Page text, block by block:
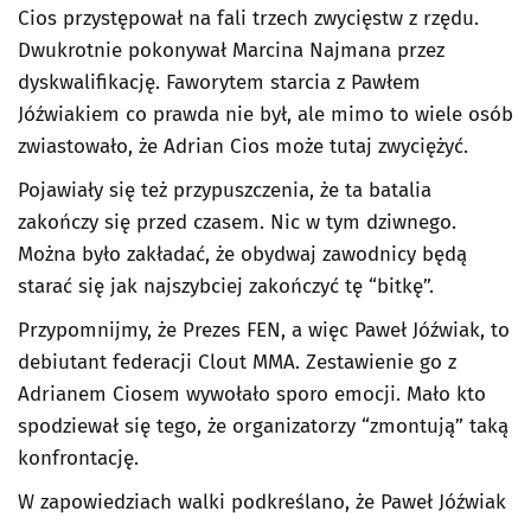
Cios przystępował na fali trzech zwycięstw z rzędu.
Dwukrotnie pokonywał Marcina Najmana przez
dyskwalifikację. Faworytem starcia z Pawłem
Jóźwiakiem co prawda nie był, ale mimo to wiele osób
zwiastowało, że Adrian Cios może tutaj zwyciężyć.
Pojawiały się też przypuszczenia, że ta batalia
zakończy się przed czasem. Nic w tym dziwnego.
Można było zakładać, że obydwaj zawodnicy będą
starać się jak najszybciej zakończyć tę “bitkę”.
Przypomnijmy, że Prezes FEN, a więc Paweł Jóźwiak, to
debiutant federacji Clout MMA. Zestawienie go z
Adrianem Ciosem wywołało sporo emocji. Mało kto
spodziewał się tego, że organizatorzy “zmontują” taką
konfrontację.
W zapowiedziach walki podkreślano, że Paweł Jóźwiak